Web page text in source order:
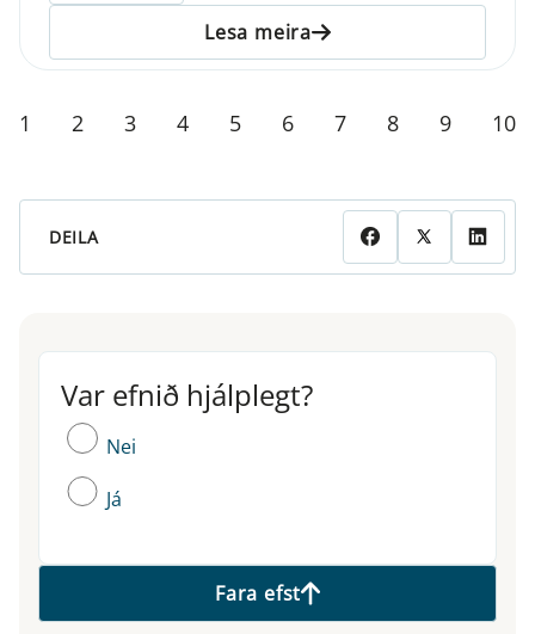
Lesa meira
1 2 3 4 5 6 7 8 9 10
DEILA
Var efnið hjálplegt?
Var efnið hjálplegt?
Nei
Já
Fara efst